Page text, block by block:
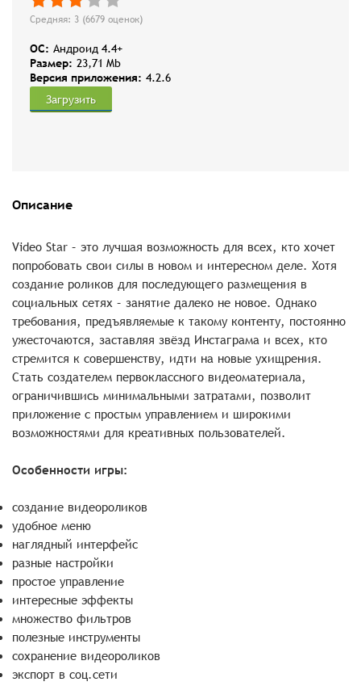
Средняя: 3 (6679 оценок)
OC: Андроид 4.4+
Размер: 23,71 Mb
Версия приложения: 4.2.6
Загрузить
Описание
Video Star – это лучшая возможность для всех, кто хочет
попробовать свои силы в новом и интересном деле. Хотя
создание роликов для последующего размещения в
социальных сетях – занятие далеко не новое. Однако
требования, предъявляемые к такому контенту, постоянно
ужесточаются, заставляя звёзд Инстаграма и всех, кто
стремится к совершенству, идти на новые ухищрения.
Стать создателем первоклассного видеоматериала,
ограничившись минимальными затратами, позволит
приложение с простым управлением и широкими
возможностями для креативных пользователей.
Особенности игры:
создание видеороликов
удобное меню
наглядный интерфейс
разные настройки
простое управление
интересные эффекты
множество фильтров
полезные инструменты
сохранение видеороликов
экспорт в соц.сети